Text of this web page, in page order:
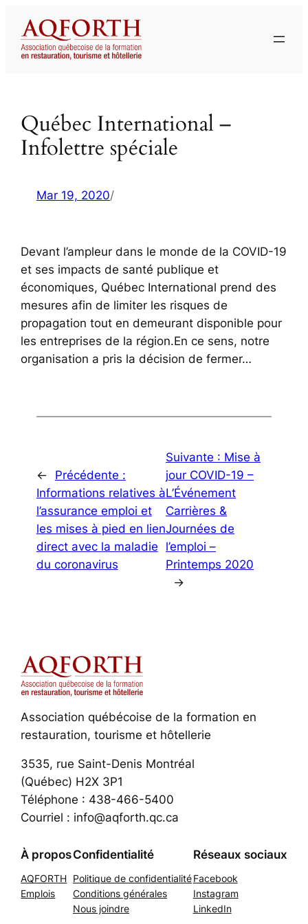
contenu
Québec International –
Infolettre spéciale
Mar 19, 2020/
Devant l’ampleur dans le monde de la COVID-19
et ses impacts de santé publique et
économiques, Québec International prend des
mesures afin de limiter les risques de
propagation tout en demeurant disponible pour
les entreprises de la région.En ce sens, notre
organisation a pris la décision de fermer…
←
Précédente :
Informations relatives à
l’assurance emploi et
les mises à pied en lien
direct avec la maladie
du coronavirus
Suivante : Mise à
jour COVID-19 –
L’Événement
Carrières &
Journées de
l’emploi –
Printemps 2020
→
Association québécoise de la formation en
restauration, tourisme et hôtellerie
3535, rue Saint-Denis Montréal
(Québec) H2X 3P1
Téléphone : 438-466-5400
Courriel : info@aqforth.qc.ca
À propos
AQFORTH
Emplois
Confidentialité
Politique de confidentialité
Conditions générales
Nous joindre
Réseaux sociaux
Facebook
Instagram
LinkedIn